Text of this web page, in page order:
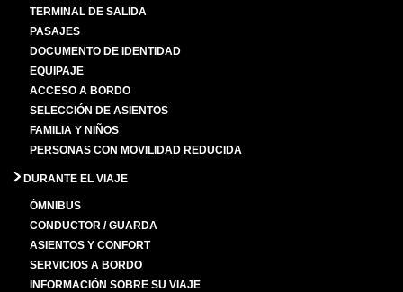
TERMINAL DE SALIDA
PASAJES
DOCUMENTO DE IDENTIDAD
EQUIPAJE
ACCESO A BORDO
SELECCIÓN DE ASIENTOS
FAMILIA Y NIÑOS
PERSONAS CON MOVILIDAD REDUCIDA
DURANTE EL VIAJE
ÓMNIBUS
CONDUCTOR / GUARDA
ASIENTOS Y CONFORT
SERVICIOS A BORDO
INFORMACIÓN SOBRE SU VIAJE